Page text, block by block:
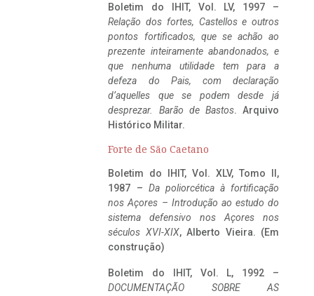
Boletim do IHIT, Vol. LV, 1997 –
Relação dos fortes, Castellos e outros
pontos fortificados, que se achão ao
prezente inteiramente abandonados, e
que nenhuma utilidade tem para a
defeza do Pais, com declaração
d’aquelles que se podem desde já
desprezar. Barão de Bastos. Arquivo
Histórico Militar.
Forte de São Caetano
Boletim do IHIT, Vol. XLV, Tomo II,
1987 – Da poliorcética à fortificação
nos Açores – Introdução ao estudo do
sistema defensivo nos Açores nos
séculos XVI-XIX, Alberto Vieira. (Em
construção)
Boletim do IHIT, Vol. L, 1992 –
DOCUMENTAÇÃO SOBRE AS